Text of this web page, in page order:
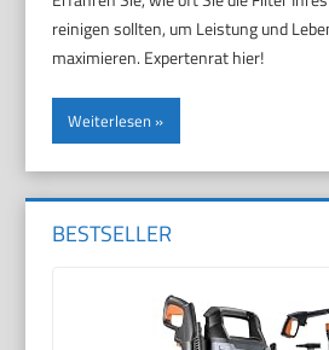
reinigen sollten, um Leistung und
maximieren. Expertenrat hier!
Weiterlesen
BESTSELLER